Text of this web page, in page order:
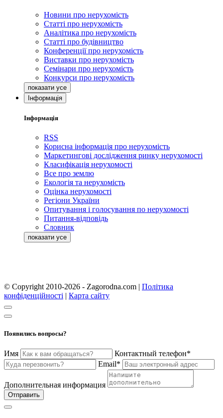
Новини про нерухомість
Статті про нерухомість
Аналітика про нерухомість
Статті про будівництво
Конференції про нерухомість
Виставки про нерухомість
Семінари про нерухомість
Конкурси про нерухомість
Інформація
Інформація
RSS
Корисна інформація про нерухомість
Маркетингові дослідження ринку нерухомості
Класифікація нерухомості
Все про землю
Екологія та нерухомість
Оцінка нерухомості
Регіони України
Опитування і голосування по нерухомості
Питання-відповідь
Словник
© Copyright 2010-2026 - Zagorodna.com | Політика
конфіденційності | Карта сайту
Появились вопросы?
Имя
Контактный телефон*
Email*
Дополнительная информация
Отправить